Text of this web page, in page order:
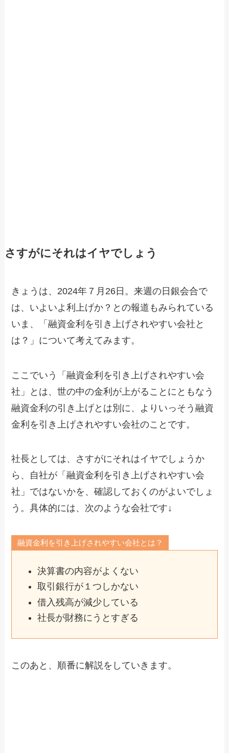
さすがにそれはイヤでしょう
きょうは、2024年７月26日。来週の日銀会合で
は、いよいよ利上げか？との報道もみられている
いま、「融資金利を引き上げされやすい会社と
は？」について考えてみます。
ここでいう「融資金利を引き上げされやすい会
社」とは、世の中の金利が上がることにともなう
融資金利の引き上げとは別に、よりいっそう融資
金利を引き上げされやすい会社のことです。
社長としては、さすがにそれはイヤでしょうか
ら、自社が「融資金利を引き上げされやすい会
社」ではないかを、確認しておくのがよいでしょ
う。具体的には、次のような会社です↓
融資金利を引き上げされやすい会社とは？
決算書の内容がよくない
取引銀行が１つしかない
借入残高が減少している
社長が財務にうとすぎる
このあと、順番に解説をしていきます。